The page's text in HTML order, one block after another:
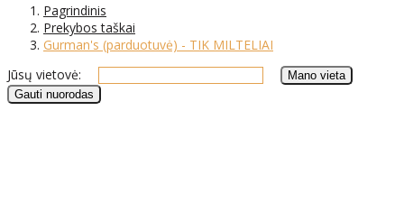
Pagrindinis
Prekybos taškai
Gurman's (parduotuvė) - TIK MILTELIAI
Jūsų vietovė: